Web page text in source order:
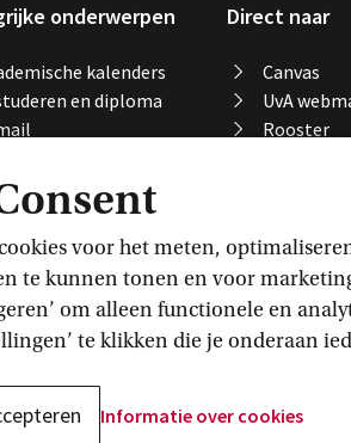
voor het meten,
te kunnen tonen en voor
om alleen functionele en
te klikken die je onderaan
Informatie over cookies
onderwerpen
kalenders
en diploma
in het buitenland
Direct naar
Canvas
UvA
Rooster